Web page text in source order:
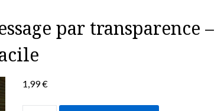
par transparence –
1,99€